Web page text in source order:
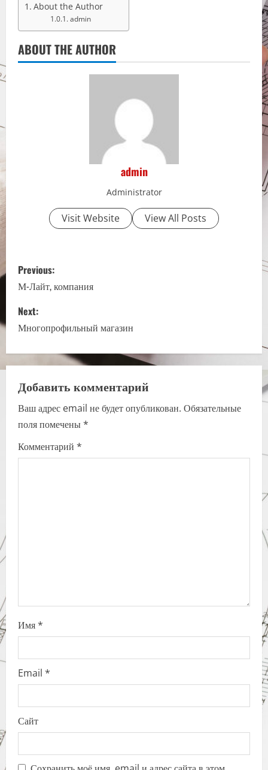
About the Author
admin
ABOUT THE AUTHOR
admin
Administrator
Visit Website View All Posts
P
o
s
t
n
a
v
i
g
Previous:
М-Лайт, компания
Next:
Многопрофильный магазин
Добавить комментарий
Ваш адрес email не будет опубликован. Обязательные
поля помечены*
Комментарий *
Имя*
Email *
Сайт